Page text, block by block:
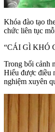
Khóa đào tạo
chức liên tục
“CÁI GÌ KHÓ
Trong bối cảnh
Hiểu được điều
nghiệm xuyên